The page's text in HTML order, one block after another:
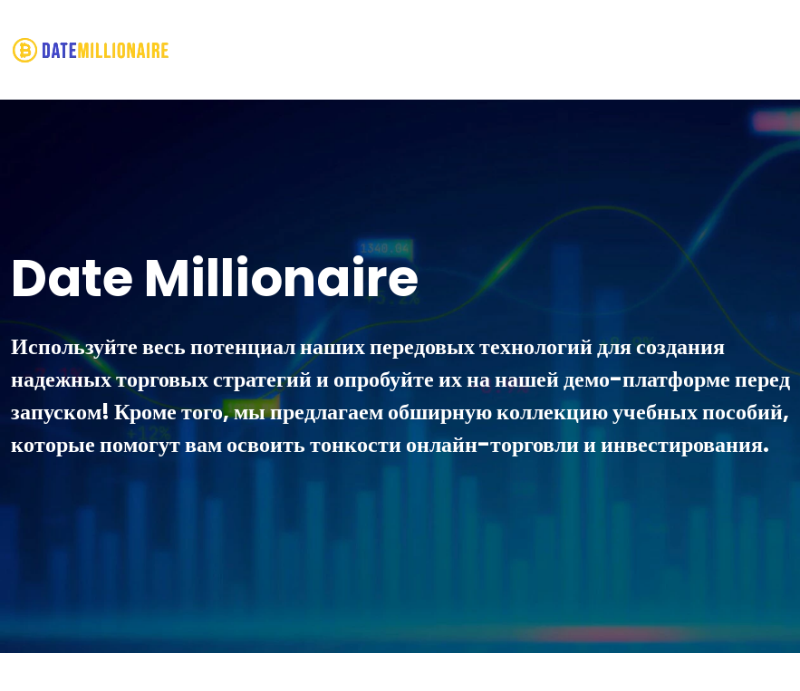
Date Millionaire
Используйте весь потенциал наших передовых технологий для создания
надежных торговых стратегий и опробуйте их на нашей демо-платформе перед
запуском! Кроме того, мы предлагаем обширную коллекцию учебных пособий,
которые помогут вам освоить тонкости онлайн-торговли и инвестирования.